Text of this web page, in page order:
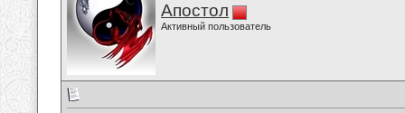
Апостол
Активный пользователь